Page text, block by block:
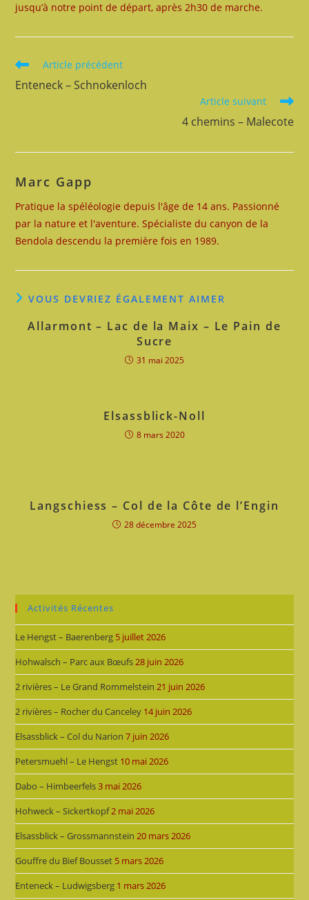
jusqu’à notre point de départ, après 2h30 de marche.
Read
articles
Article précédent
Enteneck – Schnokenloch
Article suivant
4 chemins – Malecote
Marc Gapp
Pratique la spéléologie depuis l'âge de 14 ans. Passionné
par la nature et l'aventure. Spécialiste du canyon de la
Bendola descendu la première fois en 1989.
VOUS DEVRIEZ ÉGALEMENT AIMER
Allarmont – Lac de la Maix – Le Pain de
Sucre
31 mai 2025
Elsassblick-Noll
8 mars 2020
Langschiess – Col de la Côte de l’Engin
28 décembre 2025
Activités Récentes
Le Hengst – Baerenberg 5 juillet 2026
Hohwalsch – Parc aux Bœufs28 juin 2026
2 rivières – Le Grand Rommelstein 21 juin 2026
2 rivières – Rocher du Canceley 14 juin 2026
Elsassblick – Col du Narion 7 juin 2026
Petersmuehl – Le Hengst 10 mai 2026
Dabo – Himbeerfels3 mai 2026
Hohweck – Sickertkopf2 mai 2026
Elsassblick – Grossmannstein 20 mars 2026
Gouffre du Bief Bousset 5 mars 2026
Enteneck – Ludwigsberg 1 mars 2026